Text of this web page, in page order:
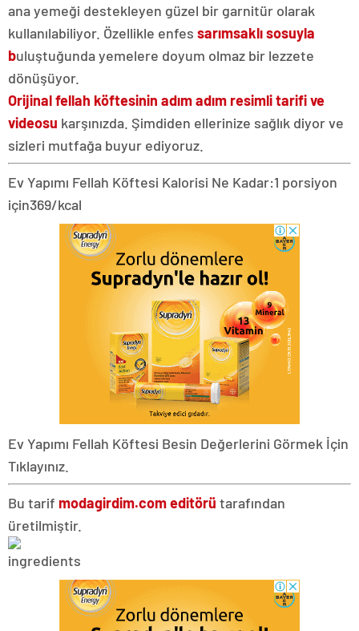
ana yemeği destekleyen güzel bir garnitür olarak
kullanılabiliyor. Özellikle enfes sarımsaklı sosuyla
buluştuğunda yemelere doyum olmaz bir lezzete
dönüşüyor.
Orijinal fellah köftesinin adım adım resimli tarifi ve
videosu karşınızda. Şimdiden ellerinize sağlık diyor ve
sizleri mutfağa buyur ediyoruz.
Ev Yapımı Fellah Köftesi Kalorisi Ne Kadar:1 porsiyon
için369/kcal
Ev Yapımı Fellah Köftesi Besin Değerlerini Görmek İçin
Tıklayınız.
Bu tarif modagirdim.com editörü tarafından
üretilmiştir.